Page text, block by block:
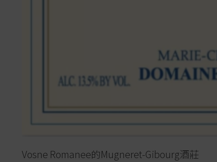
Vosne Romanee的Mugneret-Gibourg酒莊